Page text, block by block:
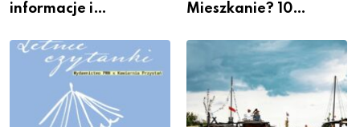
informacje i
Mieszkanie? 10
Przestrzeni Bez
Kosztownego Remontu